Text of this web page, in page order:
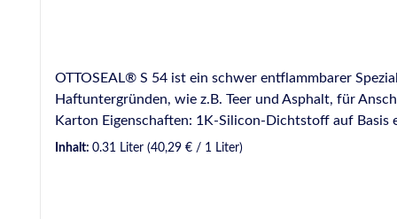
OTTOSEAL® S 54 ist ein schwer entflammbarer
Haftuntergründen, wie z.B. Teer und Asphalt, für
Karton Eigenschaften: 1K-Silicon-Dichtstoff auf Basis eines Aminoxim-Systems - MEKO-frei Schwer entflammbar Sehr gute Witterungs-, Alterungs- und UV-Beständigkeit
Anwendungsgebiete: Anschlussfugen bei Gussasphaltestrichen Kleben von EPDM- und APTK-Profilen Kleben von Fugenbändern auf Polysulfid-Basis
Inhalt: 0.31 Liter (40,29 € / 1 Liter)